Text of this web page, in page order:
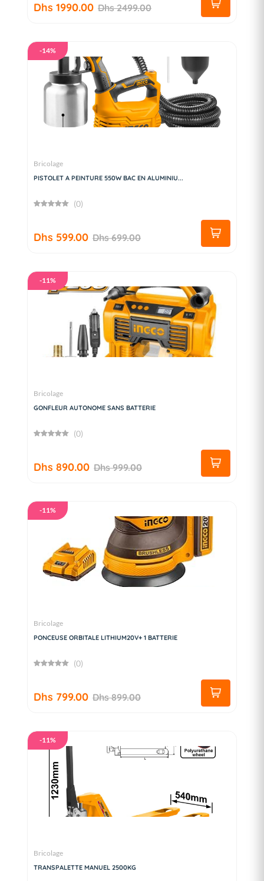
Dhs 1990.00 Dhs 2499.00
-14%
Bricolage
PISTOLET A PEINTURE 550W BAC EN ALUMINIU...
(0)
Dhs 599.00 Dhs 699.00
-11%
Bricolage
GONFLEUR AUTONOME SANS BATTERIE
(0)
Dhs 890.00 Dhs 999.00
-11%
Bricolage
PONCEUSE ORBITALE LITHIUM20V+ 1 BATTERIE
(0)
Dhs 799.00 Dhs 899.00
-11%
Bricolage
TRANSPALETTE MANUEL 2500KG